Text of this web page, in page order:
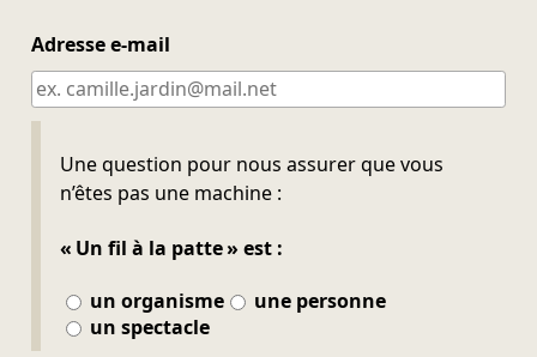
Adresse e-mail
Une question pour nous assurer que vous
n’êtes pas une machine :
« Un fil à la patte » est :
un organisme
une personne
un spectacle
Ne pas remplir